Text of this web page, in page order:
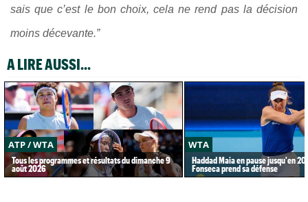
sais que c’est le bon choix, cela ne rend pas la décision
moins décevante.”
A LIRE AUSSI...
ATP / WTA
Tous les programmes et résultats du dimanche 9
août 2026
WTA
Haddad Maia en pause jusqu'en
Fonseca prend sa défense